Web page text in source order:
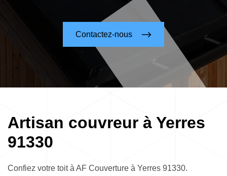
Contactez-nous
Artisan couvreur à Yerres
91330
Confiez votre toit à AF Couverture à Yerres 91330.